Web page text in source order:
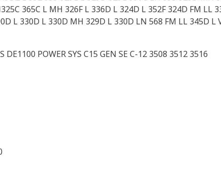
365C L MH 326F L 336D L 324D L 352F 324D FM LL
L 330D L 330D MH 329D L 330D LN 568 FM LL 345D L
POWER SYS C15 GEN SE C-12 3508 3512 3516